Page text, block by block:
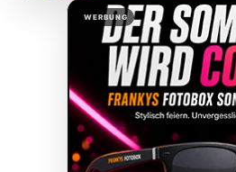
WERBUNG